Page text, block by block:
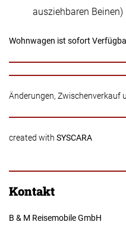
ausziehbaren Beinen)
Wohnwagen ist sofort
Änderungen, Zwischenverkauf
created with SYSCARA
Kontakt
B & M Reisemobile GmbH